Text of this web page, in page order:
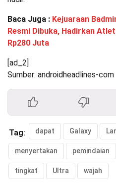
Baca Juga : Kejuaraan
Resmi Dibuka, Hadirkan
Rp280 Juta
[ad_2]
Sumber: androidheadlines-com
Tag: dapat Galaxy
menyertakan pemindaian
tingkat Ultra wajah